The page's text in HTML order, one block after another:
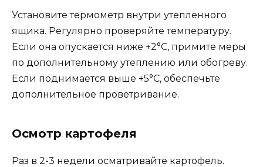
Установите термометр внутри утепленного
ящика. Регулярно проверяйте температуру.
Если она опускается ниже +2°C, примите меры
по дополнительному утеплению или обогреву.
Если поднимается выше +5°C, обеспечьте
дополнительное проветривание.
Осмотр картофеля
Раз в 2-3 недели осматривайте картофель.